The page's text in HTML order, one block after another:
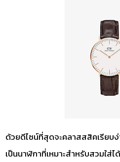
ด้วยดีไซน์ที่สุดจะคลาสสสิคเรียบง่
เป็นนาฬิกาที่เหมาะสำหรับสวมใส่